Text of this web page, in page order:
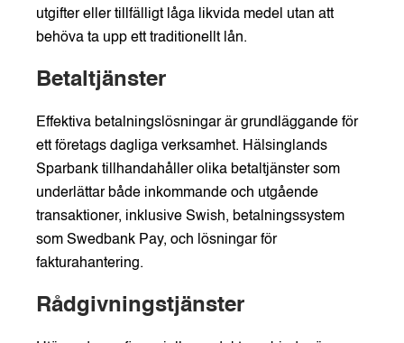
utgifter eller tillfälligt låga likvida medel utan att
behöva ta upp ett traditionellt lån.
Betaltjänster
Effektiva betalningslösningar är grundläggande för
ett företags dagliga verksamhet. Hälsinglands
Sparbank tillhandahåller olika betaltjänster som
underlättar både inkommande och utgående
transaktioner, inklusive Swish, betalningssystem
som Swedbank Pay, och lösningar för
fakturahantering.
Rådgivningstjänster